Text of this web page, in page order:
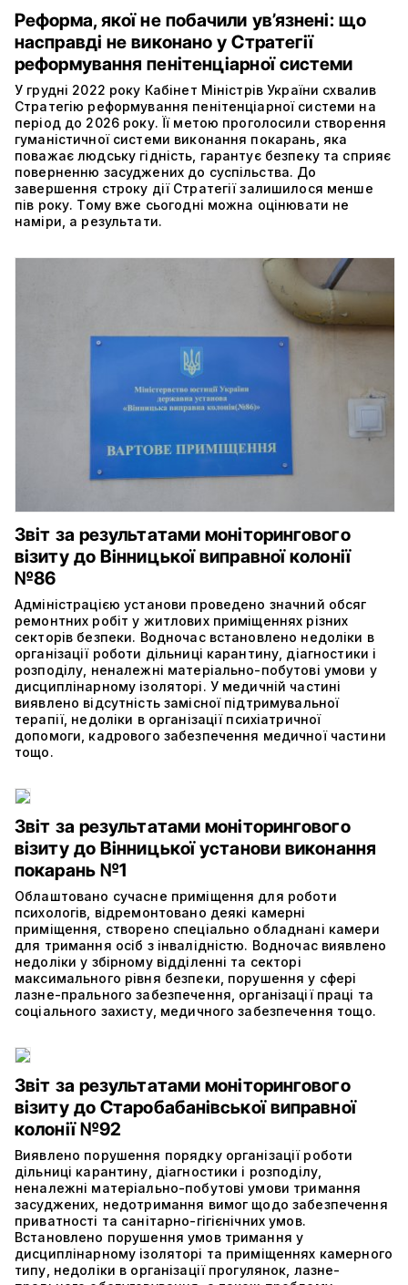
Реформа, якої не побачили ув’язнені: що
насправді не виконано у Стратегії
реформування пенітенціарної системи
У грудні 2022 року Кабінет Міністрів України схвалив
Стратегію реформування пенітенціарної системи на
період до 2026 року. Її метою проголосили створення
гуманістичної системи виконання покарань, яка
поважає людську гідність, гарантує безпеку та сприяє
поверненню засуджених до суспільства. До
завершення строку дії Стратегії залишилося менше
пів року. Тому вже сьогодні можна оцінювати не
наміри, а результати.
Звіт за результатами моніторингового
візиту до Вінницької виправної колонії
№86
Адміністрацією установи проведено значний обсяг
ремонтних робіт у житлових приміщеннях різних
секторів безпеки. Водночас встановлено недоліки в
організації роботи дільниці карантину, діагностики і
розподілу, неналежні матеріально-побутові умови у
дисциплінарному ізоляторі. У медичній частині
виявлено відсутність замісної підтримувальної
терапії, недоліки в організації психіатричної
допомоги, кадрового забезпечення медичної частини
тощо.
Звіт за результатами моніторингового
візиту до Вінницької установи виконання
покарань №1
Облаштовано сучасне приміщення для роботи
психологів, відремонтовано деякі камерні
приміщення, створено спеціально обладнані камери
для тримання осіб з інвалідністю. Водночас виявлено
недоліки у збірному відділенні та секторі
максимального рівня безпеки, порушення у сфері
лазне-прального забезпечення, організації праці та
соціального захисту, медичного забезпечення тощо.
Звіт за результатами моніторингового
візиту до Старобабанівської виправної
колонії №92
Виявлено порушення порядку організації роботи
дільниці карантину, діагностики і розподілу,
неналежні матеріально-побутові умови тримання
засуджених, недотримання вимог щодо забезпечення
приватності та санітарно-гігієнічних умов.
Встановлено порушення умов тримання у
дисциплінарному ізоляторі та приміщеннях камерного
типу, недоліки в організації прогулянок, лазне-